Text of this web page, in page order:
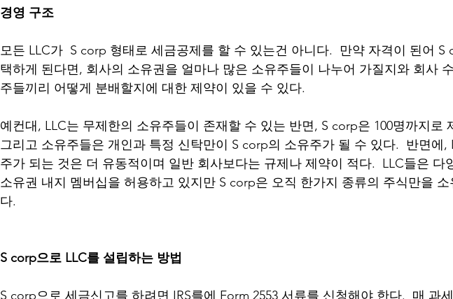
경영 구조
모든 LLC가  S corp 형태로 세금공제를 할 수 있는건 아니다.  만약 자격이 된어 S
택하게 된다면, 회사의 소유권을 얼마나 많은 소유주들이 나누어 가질지와 회사
주들끼리 어떻게 분배할지에 대한 제약이 있을 수 있다.
예컨대, LLC는 무제한의 소유주들이 존재할 수 있는 반면, S corp은 100명까지로
그리고 소유주들은 개인과 특정 신탁만이 S corp의 소유주가 될 수 있다.  반면에,
주가 되는 것은 더 유동적이며 일반 회사보다는 규제나 제약이 적다.  LLC들은 다
소유권 내지 멤버십을 허용하고 있지만 S corp은 오직 한가지 종류의 주식만을 소
다.
S corp으로 LLC를 설립하는 방법
S corp으로 세금신고를 하려면 IRS를에 Form 2553 서류를 신청해야 한다.  매 과